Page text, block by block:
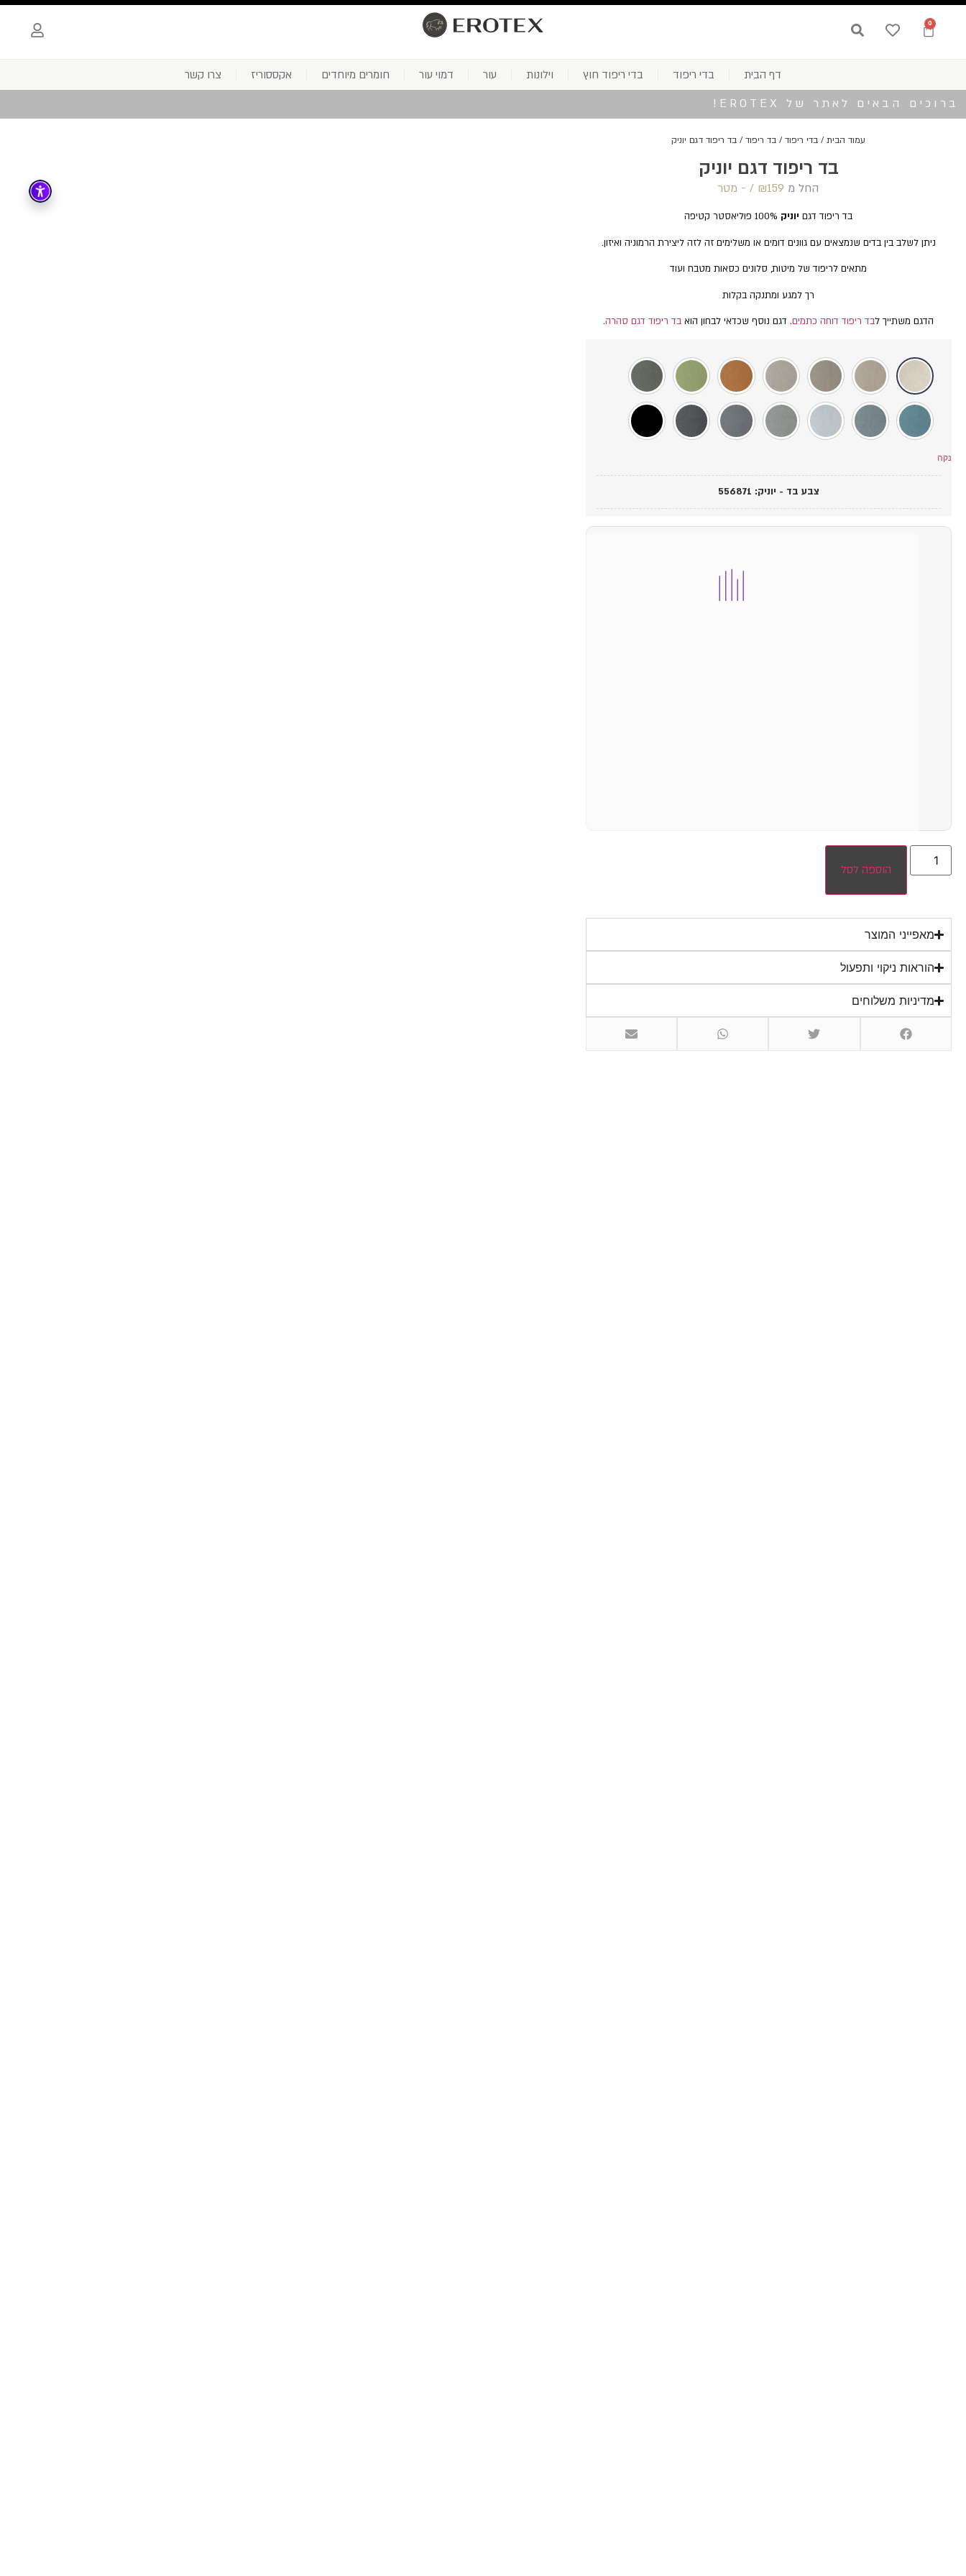
0
דף הבית בדי ריפוד בדי ריפוד חוץ וילונות עור דמוי עור חומרים מיוחדים אקססוריז צרו קשר
ברוכים הבאים לאתר של EROTEX!
עמוד הבית/ בדי ריפוד/ בד ריפוד/ בד ריפוד דגם יוניק
בד ריפוד דגם יוניק
החל מ ₪159 /‏‏‎ ‎- מטר
בד ריפוד דגם יוניק 100% פוליאסטר קטיפה
ניתן לשלב בין בדים שנמצאים עם גוונים דומים או משלימים זה לזה ליצירת הרמוניה ואיזון.
מתאים לריפוד של מיטות, סלונים כסאות מטבח ועוד
רך למגע ומתנקה בקלות
הדגם משתייך לבד ריפוד דוחה כתמים. דגם נוסף שכדאי לבחון הוא בד ריפוד דגם סהרה.
צבע בד - יוניק:
556871
נקה
הוספה לסל
מאפייני המוצר
הוראות ניקוי ותפעול
מדיניות משלוחים